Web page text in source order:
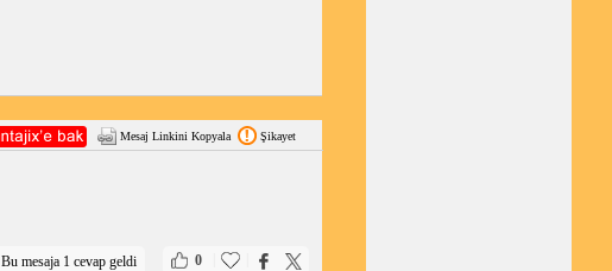
Mesaj Linkini Kopyala Şikayet
0
Bu mesaja 1 cevap geldi